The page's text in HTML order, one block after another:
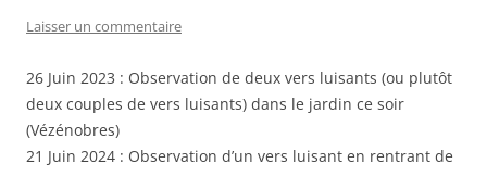
Laisser un commentaire
26 Juin 2023 : Observation de deux vers luisants (ou plutôt
deux couples de vers luisants) dans le jardin ce soir
(Vézénobres)
21 Juin 2024 : Observation d’un vers luisant en rentrant de